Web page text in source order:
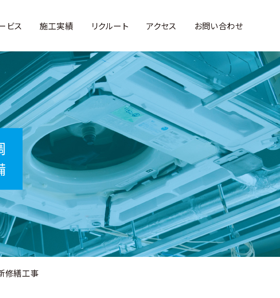
ビス 施工実績 リクルート アクセス お問い合わせ
修繕工事